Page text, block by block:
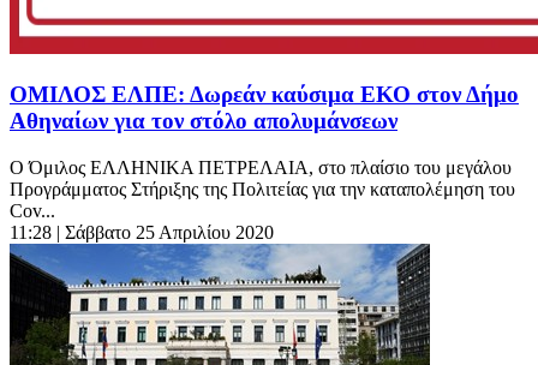
ΟΜΙΛΟΣ ΕΛΠΕ: Δωρεάν καύσιμα ΕΚΟ στον Δήμο
Αθηναίων για τον στόλο απολυμάνσεων
Ο Όμιλος ΕΛΛΗΝΙΚΑ ΠΕΤΡΕΛΑΙΑ, στο πλαίσιο του μεγάλου
Προγράμματος Στήριξης της Πολιτείας για την καταπολέμηση του
Cov...
11:28 | Σάββατο 25 Απριλίου 2020